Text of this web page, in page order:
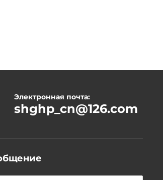
Электронная почта:
shghp_cn@126.com